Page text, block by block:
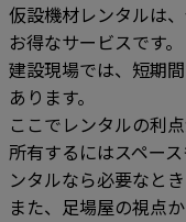
仮設機材レンタルは
お得なサービスです。
建設現場では、短期
あります。
ここでレンタルの利点
所有するにはスペー
ンタルなら必要なと
また、足場屋の視点